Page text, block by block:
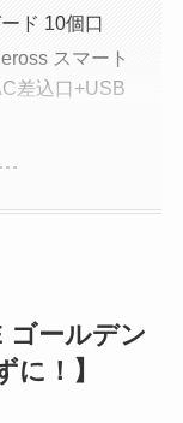
ド 10個口
スマート
差込口+USB
ゴールデン
に！】